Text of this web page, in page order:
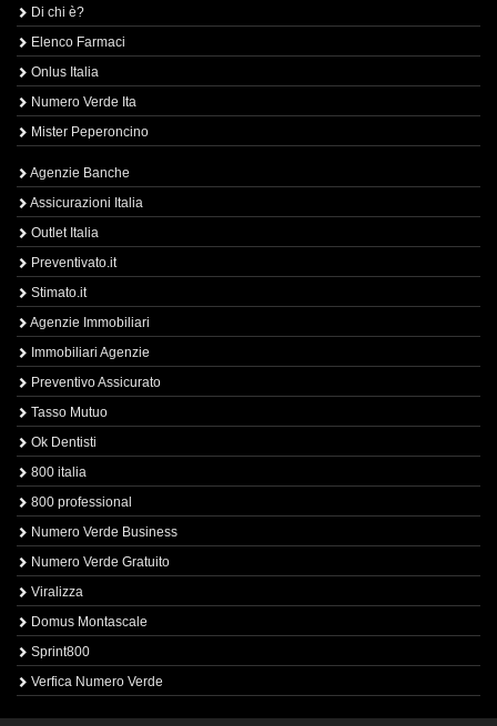
Di chi è?
Elenco Farmaci
Onlus Italia
Numero Verde Ita
Mister Peperoncino
Agenzie Banche
Assicurazioni Italia
Outlet Italia
Preventivato.it
Stimato.it
Agenzie Immobiliari
Immobiliari Agenzie
Preventivo Assicurato
Tasso Mutuo
Ok Dentisti
800 italia
800 professional
Numero Verde Business
Numero Verde Gratuito
Viralizza
Domus Montascale
Sprint800
Verfica Numero Verde